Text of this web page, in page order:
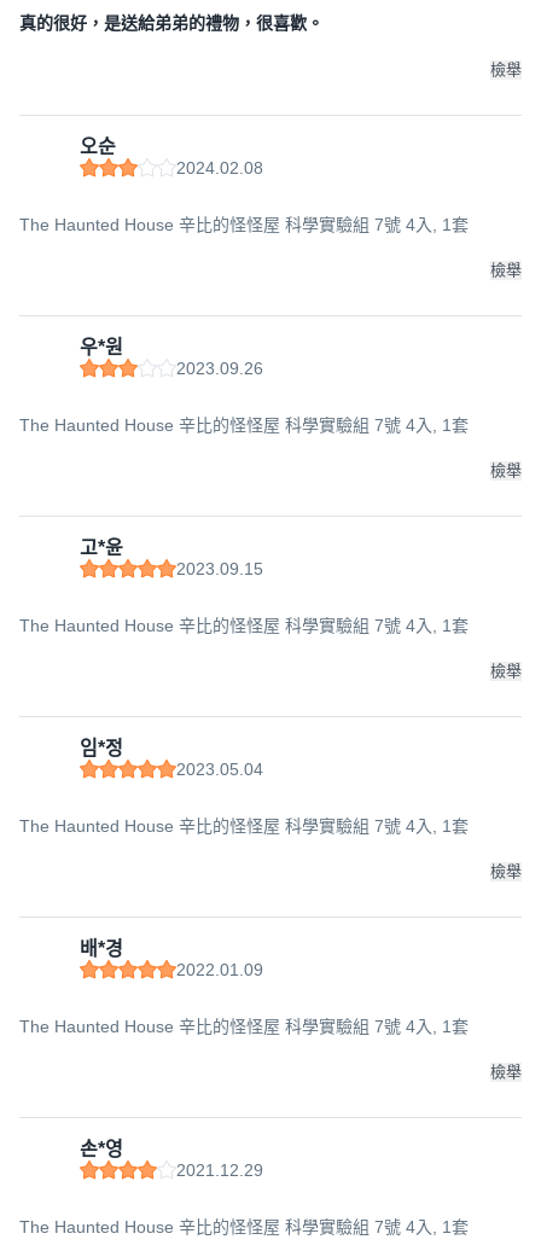
真的很好，是送給弟弟的禮物，很喜歡。
檢舉
오순
2024.02.08
The Haunted House 辛比的怪怪屋 科學實驗組 7號 4入, 1套
檢舉
우*원
2023.09.26
The Haunted House 辛比的怪怪屋 科學實驗組 7號 4入, 1套
檢舉
고*윤
2023.09.15
The Haunted House 辛比的怪怪屋 科學實驗組 7號 4入, 1套
檢舉
임*정
2023.05.04
The Haunted House 辛比的怪怪屋 科學實驗組 7號 4入, 1套
檢舉
배*경
2022.01.09
The Haunted House 辛比的怪怪屋 科學實驗組 7號 4入, 1套
檢舉
손*영
2021.12.29
The Haunted House 辛比的怪怪屋 科學實驗組 7號 4入, 1套